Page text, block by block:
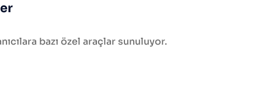
bazı özel araçlar sunuluyor.